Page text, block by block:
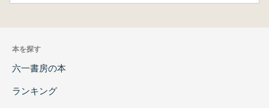
本を探す
六一書房の本
ランキング